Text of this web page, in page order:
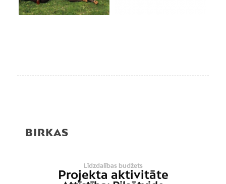
BIRKAS
Līdzdalības budžets
Projekta aktivitāte